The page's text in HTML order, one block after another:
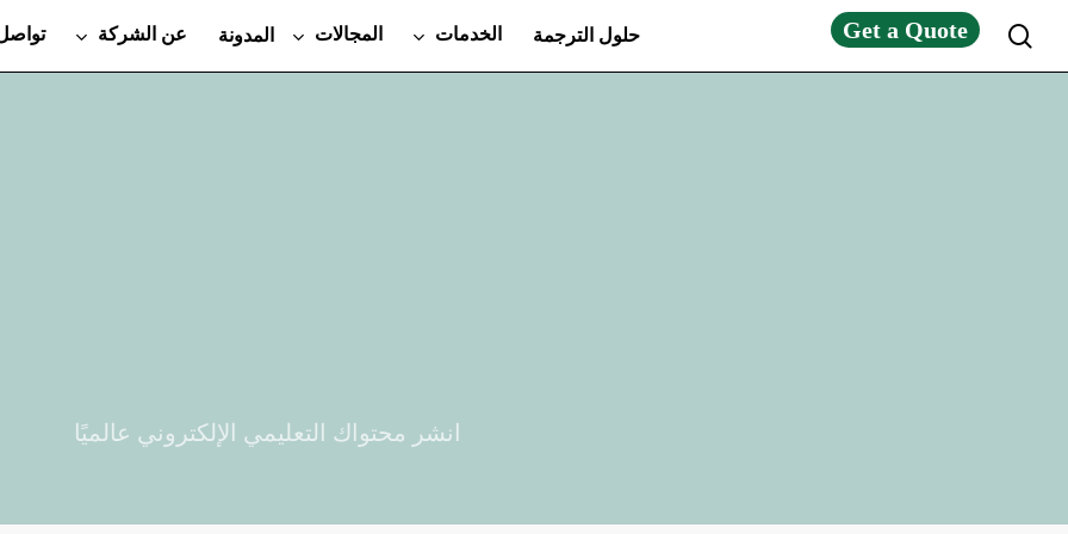
حلول الترجمة الخدمات المجالات المدونة عن الشركة Get a Quotesearch
انشر محتواك التعليمي الإلكتروني عالميًا